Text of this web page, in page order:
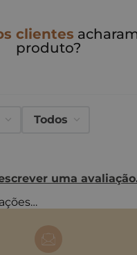
clientes
produto?
uma
Todos